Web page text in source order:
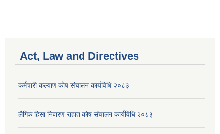
Act, Law and Directives
कर्मचारी कल्याण काेष संचालन कार्यविधि २०८३
लैगिक हिसा निवारण राहात कोष संचालन कार्यविधि २०८३